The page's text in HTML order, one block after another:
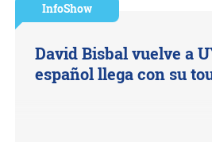
InfoShow
David Bisbal vuelve a
español llega con su